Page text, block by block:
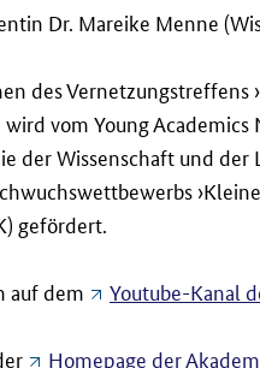
Dr. Mareike Menne
des Vernetzungstreffens
wird vom Young Academics
der Wissenschaft und
gefördert.
auf dem Youtube-Kanal
Homepage der